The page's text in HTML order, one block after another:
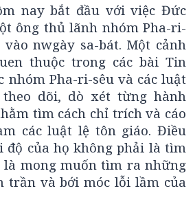
nay bắt đầu với việc Đức
ông thủ lãnh nhóm Pha-ri-
nwgày sa-bát. Một cảnh
thuộc trong các bài Tin
nhóm Pha-ri-sêu và các luật
dõi, dò xét từng hành
tìm cách chỉ trích và cáo
các luật lệ tôn giáo. Điều
độ của họ không phải là tìm
mong muốn tìm ra những
trần và bới móc lỗi lầm của